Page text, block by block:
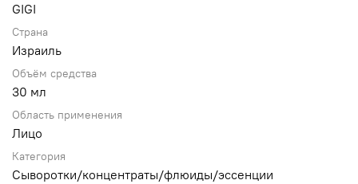
GIGI
Страна
Израиль
Объём средства
30 мл
Область применения
Лицо
Категория
Сыворотки/концентраты/флюиды/эссенции